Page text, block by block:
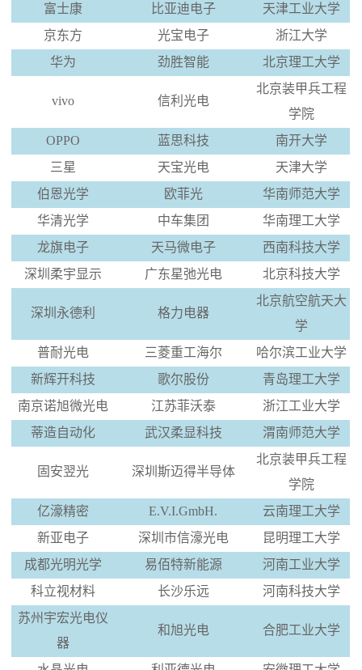
富士康 比亚迪电子
天津工业大学
京东方
光宝电子
浙江大学
华为
劲胜智能 北京理工大学
vivo 信利光电
北京装甲兵工程
学院
OPPO
蓝思科技
南开大学
三星
天宝光电
天津大学
伯恩光学
欧菲光
华南师范大学
华清光学
中车集团
华南理工大学
龙旗电子
天马微电子
西南科技大学
深圳柔宇显示
广东星弛光电 北京科技大学
深圳永德利 格力电器
北京航空航天大
学
普耐光电
三菱重工海尔
哈尔滨工业大学
新辉开科技
歌尔股份
青岛理工大学
南京诺旭微光电
江苏菲沃泰
浙江工业大学
蒂造自动化
武汉柔显科技 渭南师范大学
固安翌光 深圳斯迈得半导体
北京装甲兵工程
学院
亿濠精密
E.V.I.GmbH.
云南理工大学
新亚电子
深圳市信濠光电
昆明理工大学
成都光明光学
易佰特新能源
河南工业大学
科立视材料
长沙乐远
河南科技大学
苏州宇宏光电仪
器
和旭光电 合肥工业大学